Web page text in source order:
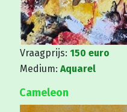
Vraagprijs: 150 euro
Medium: Aquarel
Cameleon